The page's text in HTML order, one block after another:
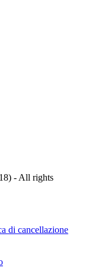
- All rights
di cancellazione